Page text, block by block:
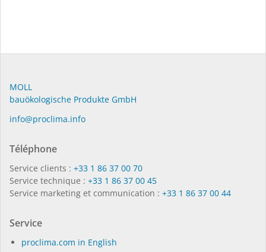
MOLL
bauöko­lo­gi­sche Pro­duk­te GmbH
in­fo@procli­ma.info
Téléphone
Service clients : +33 1 86 37 00 70
Service technique : +33 1 86 37 00 45
Service marketing et communication : +33 1 86 37 00 44
Service
proclima.com in English